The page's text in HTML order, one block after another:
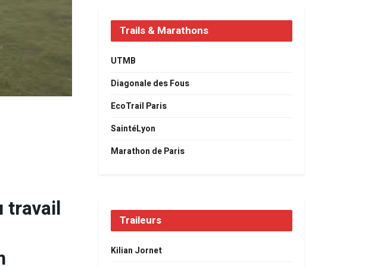
travail
Trails & Marathons
UTMB
Diagonale des Fous
EcoTrail Paris
SaintéLyon
Marathon de Paris
Traileurs
Kilian Jornet